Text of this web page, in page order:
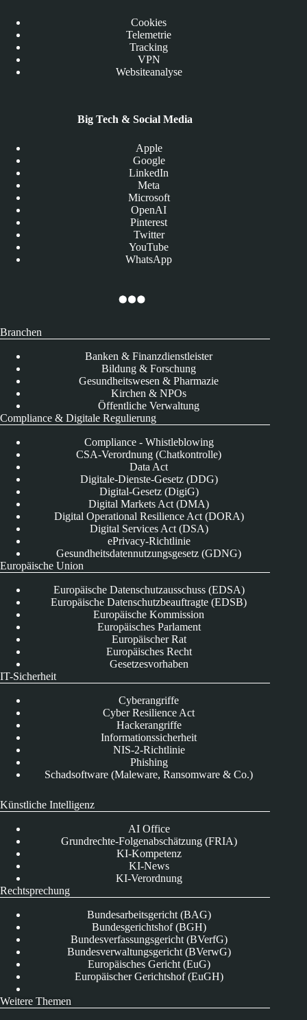
Cookies
Telemetrie
Tracking
VPN
Websiteanalyse
Big Tech & Social Media
Apple
Google
LinkedIn
Meta
Microsoft
OpenAI
Pinterest
Twitter
YouTube
WhatsApp
Branchen
Banken & Finanzdienstleister
Bildung & Forschung
Gesundheitswesen & Pharmazie
Kirchen & NPOs
Öffentliche Verwaltung
Compliance & Digitale Regulierung
Compliance - Whistleblowing
CSA-Verordnung (Chatkontrolle)
Data Act
Digitale-Dienste-Gesetz (DDG)
Digital-Gesetz (DigiG)
Digital Markets Act (DMA)
Digital Operational Resilience Act (DORA)
Digital Services Act (DSA)
ePrivacy-Richtlinie
Gesundheitsdatennutzungsgesetz (GDNG)
Europäische Union
Europäische Datenschutzausschuss (EDSA)
Europäische Datenschutzbeauftragte (EDSB)
Europäische Kommission
Europäisches Parlament
Europäischer Rat
Europäisches Recht
Gesetzesvorhaben
IT-Sicherheit
Cyberangriffe
Cyber Resilience Act
Hackerangriffe
Informationssicherheit
NIS-2-Richtlinie
Phishing
Schadsoftware (Maleware, Ransomware & Co.)
Künstliche Intelligenz
AI Office
Grundrechte-Folgenabschätzung (FRIA)
KI-Kompetenz
KI-News
KI-Verordnung
Rechtsprechung
Bundesarbeitsgericht (BAG)
Bundesgerichtshof (BGH)
Bundesverfassungsgericht (BVerfG)
Bundesverwaltungsgericht (BVerwG)
Europäisches Gericht (EuG)
Europäischer Gerichtshof (EuGH)
Weitere Themen